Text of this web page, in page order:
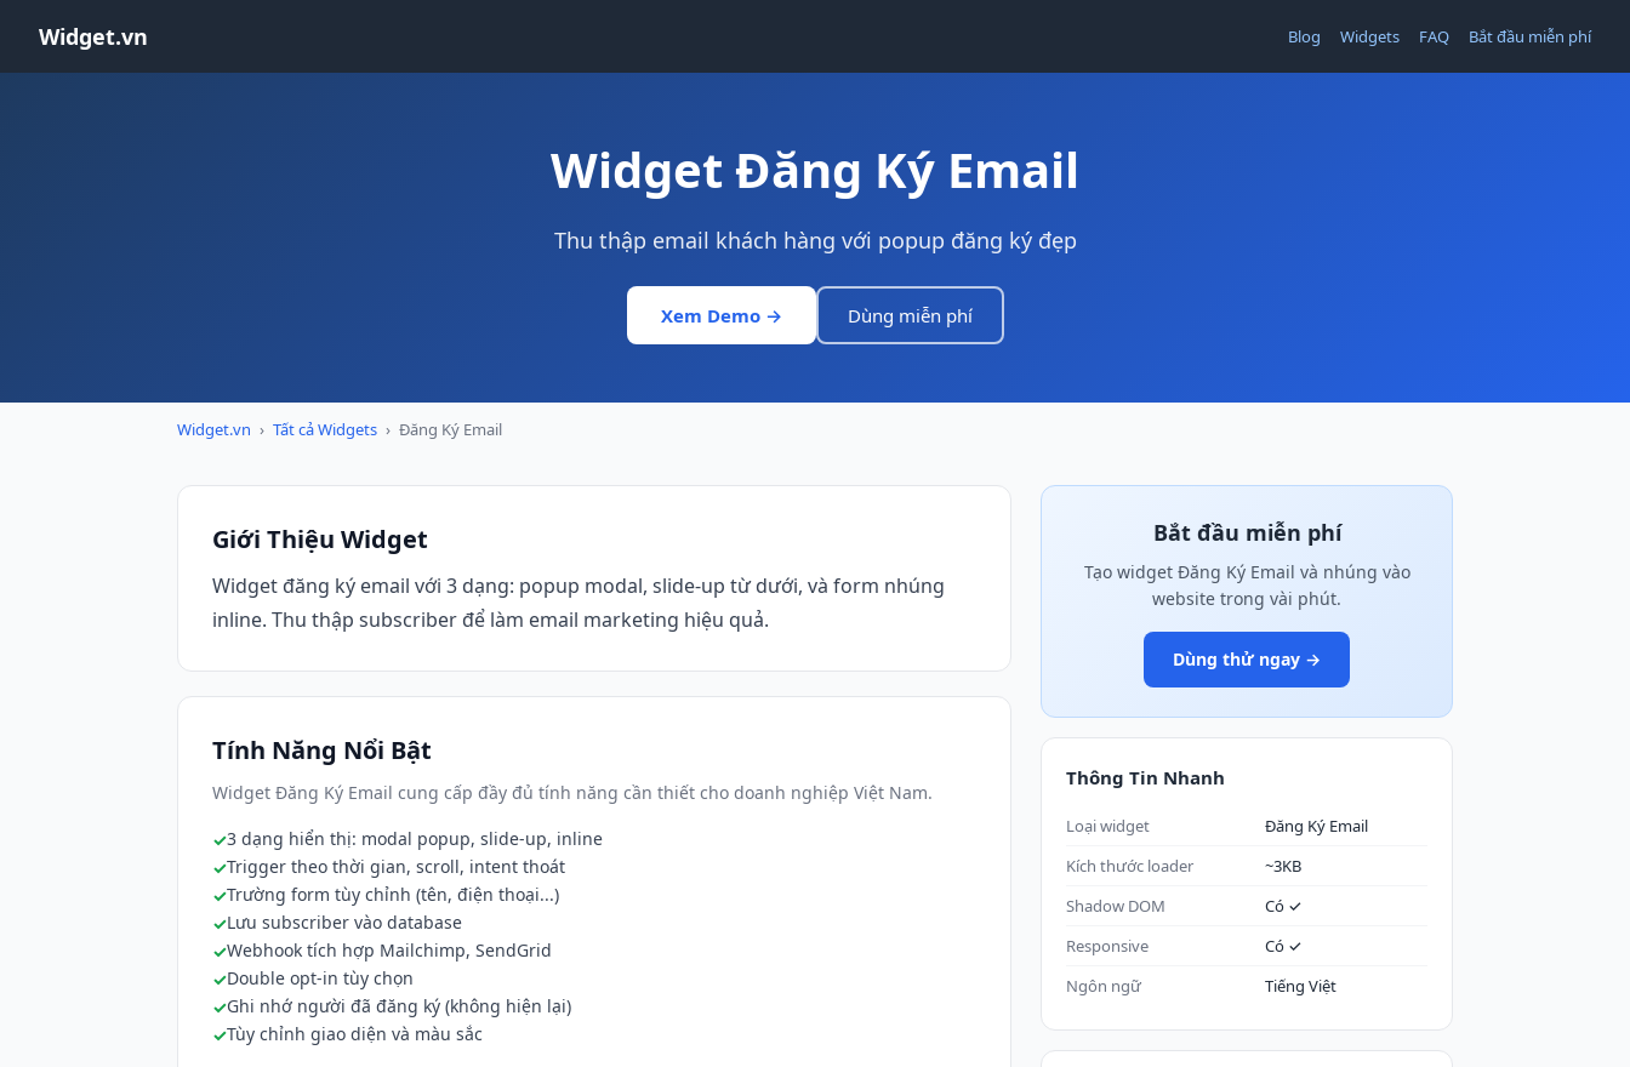
Widget.vn Blog Widgets FAQ Bắt đầu miễn phí
Widget Đăng Ký Email
Thu thập email khách hàng với popup đăng ký đẹp
Xem Demo → Dùng miễn phí
Widget.vn › Tất cả Widgets › Đăng Ký Email
Giới Thiệu Widget
Widget đăng ký email với 3 dạng: popup modal, slide-up từ dưới, và form nhúng
inline. Thu thập subscriber để làm email marketing hiệu quả.
Tính Năng Nổi Bật
Widget Đăng Ký Email cung cấp đầy đủ tính năng cần thiết cho doanh nghiệp Việt Nam.
3 dạng hiển thị: modal popup, slide-up, inline
Trigger theo thời gian, scroll, intent thoát
Trường form tùy chỉnh (tên, điện thoại...)
Lưu subscriber vào database
Webhook tích hợp Mailchimp, SendGrid
Double opt-in tùy chọn
Ghi nhớ người đã đăng ký (không hiện lại)
Tùy chỉnh giao diện và màu sắc
Bắt đầu miễn phí
Tạo widget Đăng Ký Email và nhúng vào
website trong vài phút.
Dùng thử ngay →
Thông Tin Nhanh
Loại widget
Đăng Ký Email
Kích thước loader
~3KB
Shadow DOM
Có ✓
Responsive
Có ✓
Ngôn ngữ
Tiếng Việt